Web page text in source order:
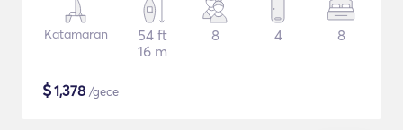
Katamaran
54 ft
16 m
8 4 8
$1,378 /gece